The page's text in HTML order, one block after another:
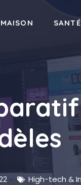
MAISON SANTÉ
High-tech &